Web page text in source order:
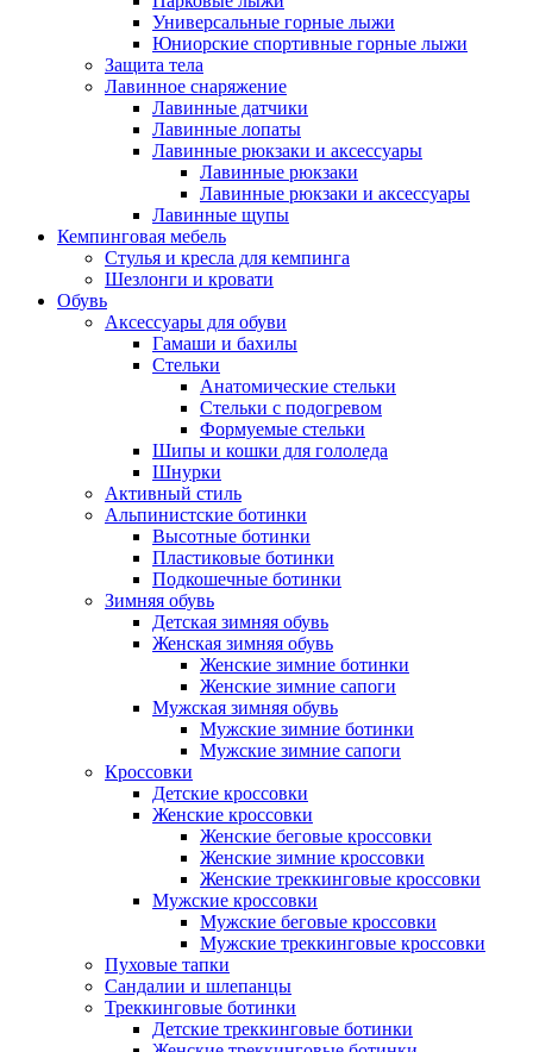
Универсальные горные лыжи
Юниорские спортивные горные лыжи
Защита тела
Лавинное снаряжение
Лавинные датчики
Лавинные лопаты
Лавинные рюкзаки и аксессуары
Лавинные рюкзаки
Лавинные рюкзаки и аксессуары
Лавинные щупы
Кемпинговая мебель
Стулья и кресла для кемпинга
Шезлонги и кровати
Обувь
Аксессуары для обуви
Гамаши и бахилы
Стельки
Анатомические стельки
Стельки с подогревом
Формуемые стельки
Шипы и кошки для гололеда
Шнурки
Активный стиль
Альпинистские ботинки
Высотные ботинки
Пластиковые ботинки
Подкошечные ботинки
Зимняя обувь
Детская зимняя обувь
Женская зимняя обувь
Женские зимние ботинки
Женские зимние сапоги
Мужская зимняя обувь
Мужские зимние ботинки
Мужские зимние сапоги
Кроссовки
Детские кроссовки
Женские кроссовки
Женские беговые кроссовки
Женские зимние кроссовки
Женские треккинговые кроссовки
Мужские кроссовки
Мужские беговые кроссовки
Мужские треккинговые кроссовки
Пуховые тапки
Сандалии и шлепанцы
Треккинговые ботинки
Детские треккинговые ботинки